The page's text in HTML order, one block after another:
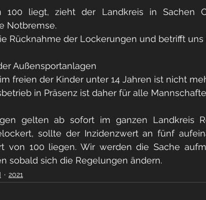
100 liegt, zieht der Landkreis in Sachen
Notbremse.
Rücknahme der Lockerungen und betrifft
der Außensportanlagen
im freien der Kinder unter 14 Jahren ist nicht
in Präsenz ist daher für alle
gelten ab sofort im ganzen Landkreis
sollte der Inzidenzwert an fünf
von 100 liegen. Wir werden die Sache
sobald sich die Regelungen ändern.
2021